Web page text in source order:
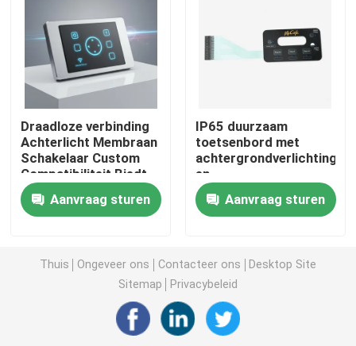
De schakelaar van het HUISDIERENmembraan
FPC-membraanschakelaar
LEIDENE Membraanschakelaar
De Schakelaar van het Backlightmembraan
Schakelpaneel van acryl
Silicone Rubbertoetsenborden
Draadloze verbinding
Achterlicht Membraan
Schakelaar Custom
Compatibiliteit Biedt
draadloze verbinding
en verbeterde
gebruikerservaring in
Aanvraag sturen
IP65 duurzaam
toetsenbord met
achtergrondverlichting
en
membraanschakelaar
met multifunctioneel
venster
Aanvraag sturen
Thuis Ongeveer ons Contacteer ons
Desktop Site
Sitemap
Privacybeleid